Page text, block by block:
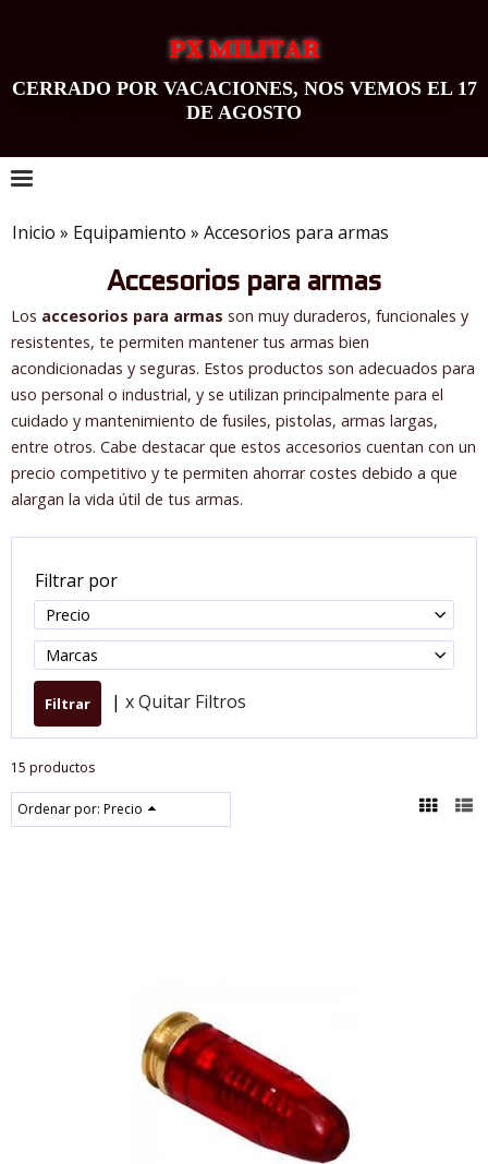
PX MILITAR
CERRADO POR VACACIONES, NOS VEMOS EL 17
DE AGOSTO
Inicio » Equipamiento » Accesorios para armas
Accesorios para armas
Los accesorios para armas son muy duraderos, funcionales y
resistentes, te permiten mantener tus armas bien
acondicionadas y seguras. Estos productos son adecuados para
uso personal o industrial, y se utilizan principalmente para el
cuidado y mantenimiento de fusiles, pistolas, armas largas,
entre otros. Cabe destacar que estos accesorios cuentan con un
precio competitivo y te permiten ahorrar costes debido a que
alargan la vida útil de tus armas.
Filtrar por
Precio
Marcas
| x Quitar Filtros
15 productos
Ordenar por: Precio